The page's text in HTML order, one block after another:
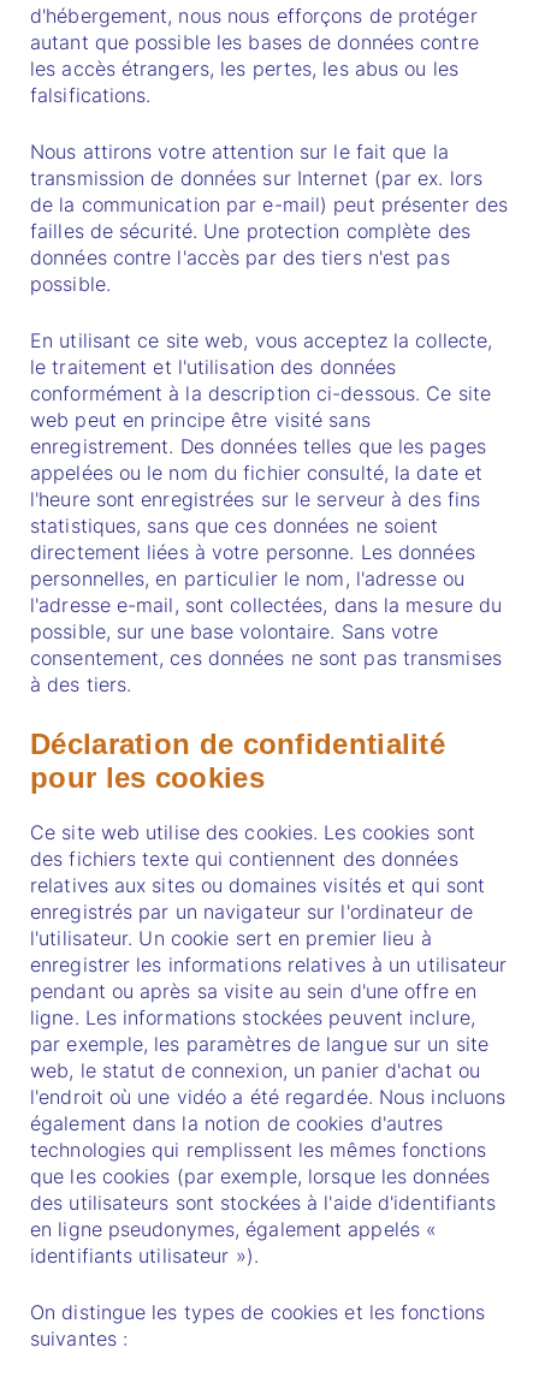
d'hébergement, nous nous efforçons de protéger
autant que possible les bases de données contre
les accès étrangers, les pertes, les abus ou les
falsifications.
Nous attirons votre attention sur le fait que la
transmission de données sur Internet (par ex. lors
de la communication par e-mail) peut présenter des
failles de sécurité. Une protection complète des
données contre l'accès par des tiers n'est pas
possible.
En utilisant ce site web, vous acceptez la collecte,
le traitement et l'utilisation des données
conformément à la description ci-dessous. Ce site
web peut en principe être visité sans
enregistrement. Des données telles que les pages
appelées ou le nom du fichier consulté, la date et
l'heure sont enregistrées sur le serveur à des fins
statistiques, sans que ces données ne soient
directement liées à votre personne. Les données
personnelles, en particulier le nom, l'adresse ou
l'adresse e-mail, sont collectées, dans la mesure du
possible, sur une base volontaire. Sans votre
consentement, ces données ne sont pas transmises
à des tiers.
Déclaration de confidentialité
pour les cookies
Ce site web utilise des cookies. Les cookies sont
des fichiers texte qui contiennent des données
relatives aux sites ou domaines visités et qui sont
enregistrés par un navigateur sur l'ordinateur de
l'utilisateur. Un cookie sert en premier lieu à
enregistrer les informations relatives à un utilisateur
pendant ou après sa visite au sein d'une offre en
ligne. Les informations stockées peuvent inclure,
par exemple, les paramètres de langue sur un site
web, le statut de connexion, un panier d'achat ou
l'endroit où une vidéo a été regardée. Nous incluons
également dans la notion de cookies d'autres
technologies qui remplissent les mêmes fonctions
que les cookies (par exemple, lorsque les données
des utilisateurs sont stockées à l'aide d'identifiants
en ligne pseudonymes, également appelés «
identifiants utilisateur »).
On distingue les types de cookies et les fonctions
suivantes :